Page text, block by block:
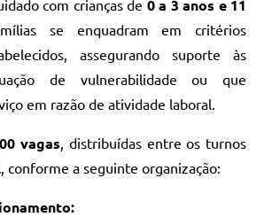
com crianças de 0 a 3 anos e 11
se enquadram em critérios
assegurando suporte às
de vulnerabilidade ou que
em razão de atividade laboral.
vagas, distribuídas entre os turnos
, conforme a seguinte organização: